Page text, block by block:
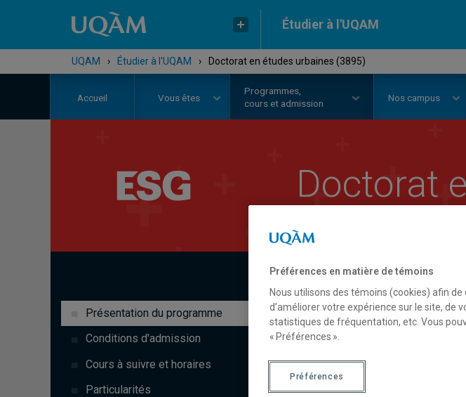
Étudier à l'UQAM
UQAM › Étudier à l'UQAM › Doctorat en études urbaines (3895)
Accueil Vous êtes
Programmes,
cours et admission
Nos campus
Doctorat
Présentation du programme
Conditions d'admission
Cours à suivre et horaires
Particularités
Préférences en matière de témoins
Nous utilisons des témoins (cookies) afin
d’améliorer votre expérience sur le site, de
statistiques de fréquentation, etc. Vous
« Préférences ».
Préférences